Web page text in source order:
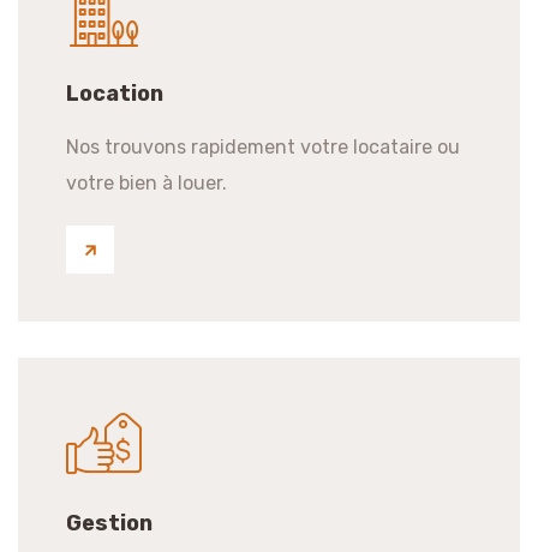
Location
Nos trouvons rapidement votre locataire ou
votre bien à louer.
Gestion